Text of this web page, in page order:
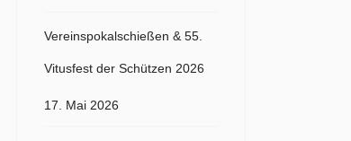
Vereinspokalschießen & 55.
Vitusfest der Schützen 2026
17. Mai 2026